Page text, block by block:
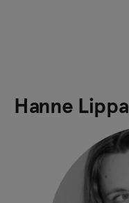
Hanne